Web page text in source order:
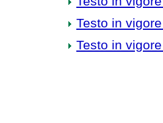
Testo in
Testo in